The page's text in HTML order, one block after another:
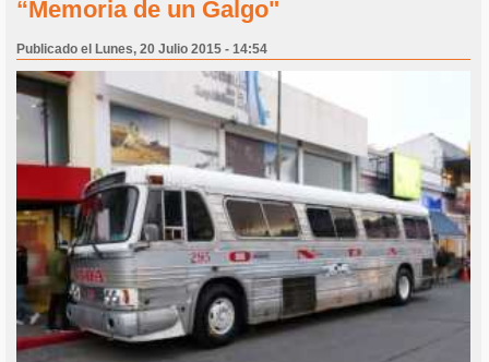
“Memoria de un Galgo"
Publicado el Lunes, 20 Julio 2015 - 14:54